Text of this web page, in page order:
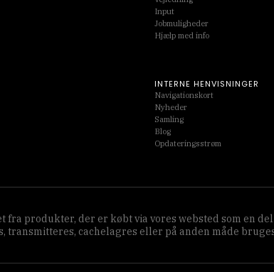
produkter, der er købt via vores websted som en
transmitteres, cachelagres eller på anden måde
Input
Jobmuligheder
Hjælp med info
INTERNE HENVISNINGER
Navigationskort
Nyheder
Samling
Blog
Opdateringsstrøm